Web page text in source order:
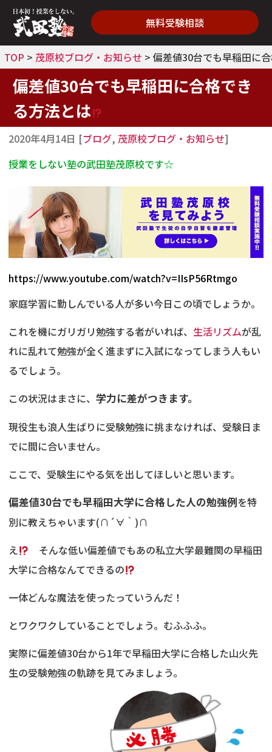
無料受験相談
TOP > 茂原校ブログ・お知らせ > 偏差値30台でも早稲田に
偏差値30台でも早稲田に合格でき
る方法とは
2020年4月14日 [ブログ, 茂原校ブログ・お知らせ]
授業をしない塾の武田塾茂原校です☆
https://www.youtube.com/watch?v=IIsP56Rtmgo
家庭学習に勤しんでいる人が多い今日この頃でしょうか。
これを機にガリガリ勉強する者がいれば、 生活リズムが乱
れに乱れて勉強が全く進まずに入試になってしまう人もい
るでしょう。
この状況はまさに、 学力に差がつきます。
現役生も浪人生ばりに受験勉強に挑まなければ、受験日ま
でに間に合いません。
ここで、受験生にやる気を出してほしいと思います。
偏差値30台でも早稲田大学に合格した人の勉強例を特
別に教えちゃいます(∩´∀｀)∩
え
そんな低い偏差値でもあの私立大学最難関の早稲田
大学に合格なんてできるの
一体どんな魔法を使ったっていうんだ！
とワクワクしていることでしょう。むふふふ。
実際に偏差値30台から1年で早稲田大学に合格した山火先
生の受験勉強の軌跡を見てみましょう。